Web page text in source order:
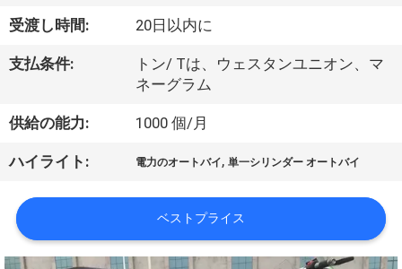
て
工
場
旅
品
受渡し時間: 20日以内に
支払条件:
トン/ Tは、ウェスタンユニオン、マ
ネーグラム
供給の能力: 1000 個/月
ハイライト: 電力のオートバイ,単一シリンダー オートバイ
ベストプライス